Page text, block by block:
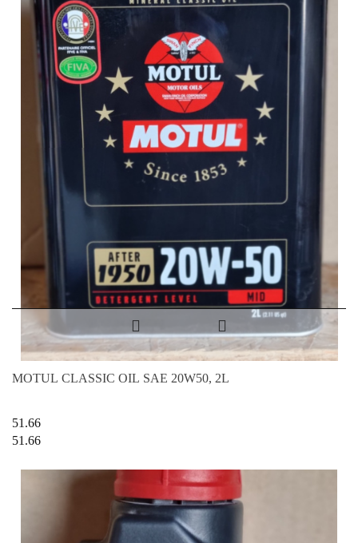
MOTUL CLASSIC OIL SAE 20W50, 2L
51.66
51.66